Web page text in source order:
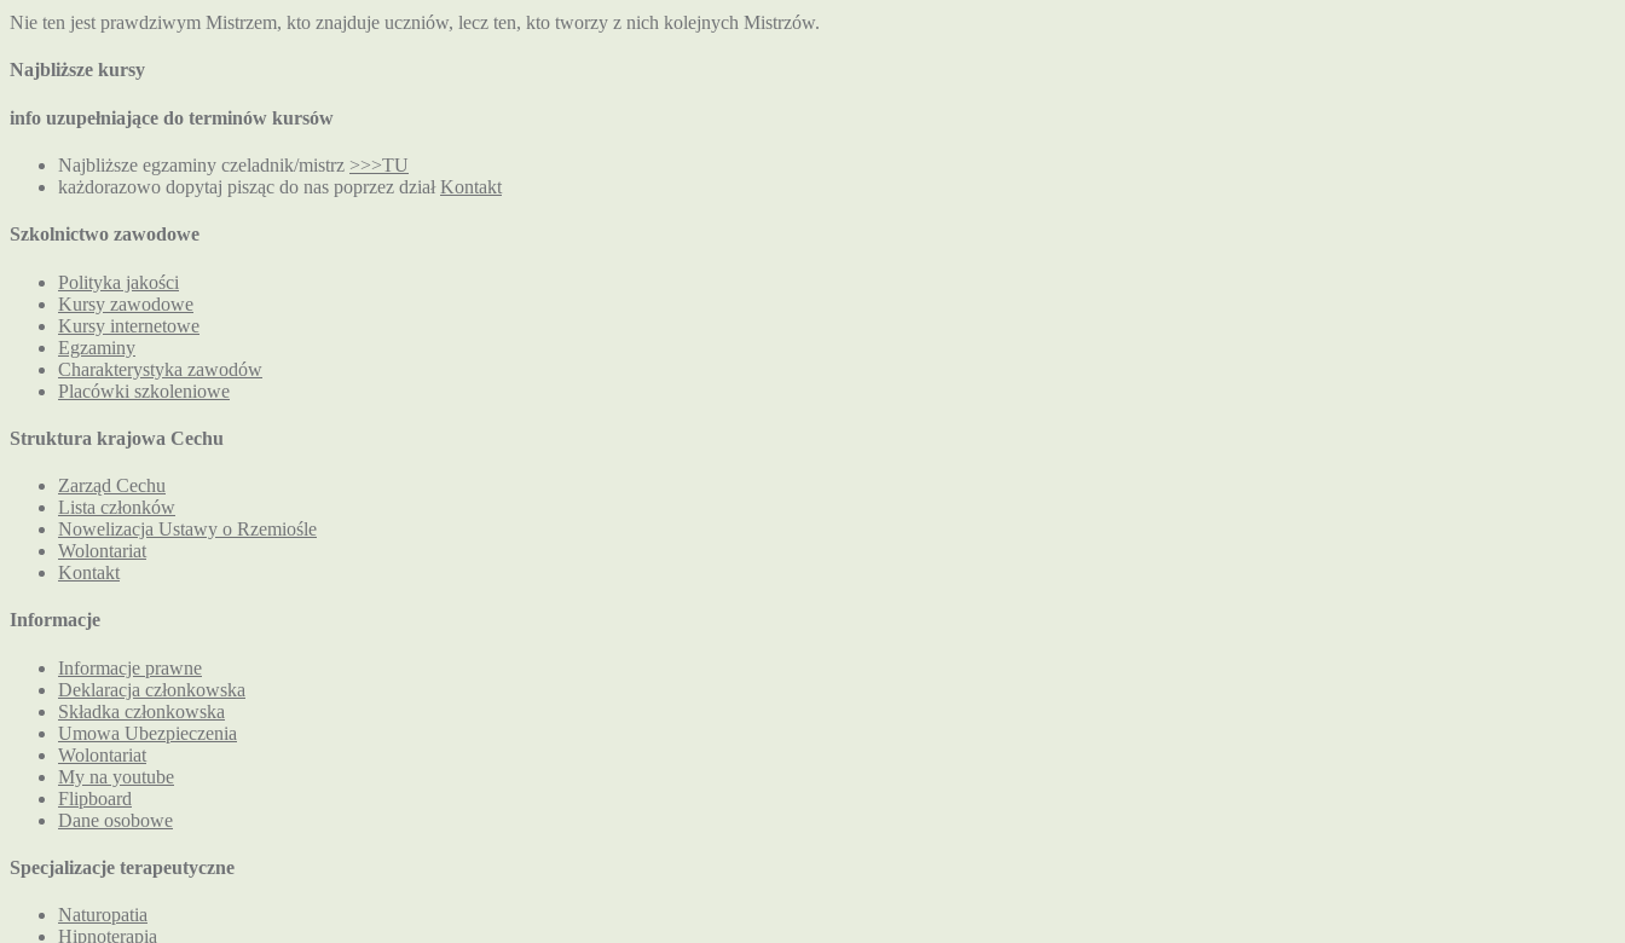
Nie ten jest prawdziwym Mistrzem, kto znajduje uczniów, lecz ten, kto tworzy z nich kolejnych Mistrzów.
Najbliższe kursy
info uzupełniające do terminów kursów
Najbliższe egzaminy czeladnik/mistrz >>>TU
każdorazowo dopytaj pisząc do nas poprzez działKontakt
Szkolnictwo zawodowe
Polityka jakości
Kursy zawodowe
Kursy internetowe
Egzaminy
Charakterystyka zawodów
Placówki szkoleniowe
Struktura krajowa Cechu
Zarząd Cechu
Lista członków
Nowelizacja Ustawy o Rzemiośle
Wolontariat
Kontakt
Informacje
Informacje prawne
Deklaracja członkowska
Składka członkowska
Umowa Ubezpieczenia
Wolontariat
My na youtube
Flipboard
Dane osobowe
Specjalizacje terapeutyczne
Naturopatia
Hipnoterapia